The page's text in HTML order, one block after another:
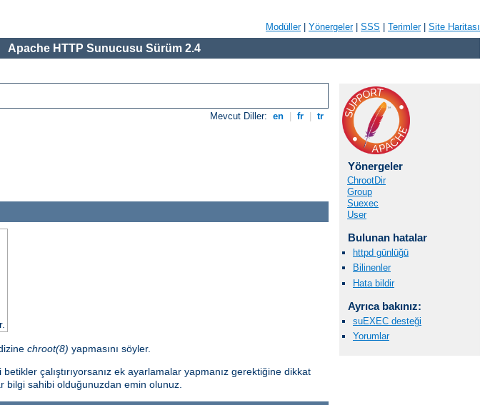
Modüller| Yönergeler| SSS Terimler| Site Haritası
Apache HTTP Sunucusu Sürüm 2.4
Mevcut Diller: en fr tr
Yönergeler
ChrootDir
Group
Suexec
User
Bulunan hatalar
httpd günlüğü
Bilinenler
Hata bildir
Ayrıca bakınız:
suEXEC desteği
Yorumlar
chroot(8) yapmasını söyler.
çalıştırıyorsanız ek ayarlamalar yapmanız gerektiğine dikkat
bilgi sahibi olduğunuzdan emin olunuz.